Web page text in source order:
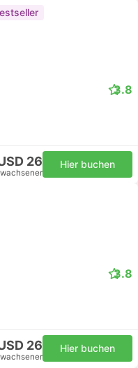
3.8
26 Hier buchen
3.8
26 Hier buchen